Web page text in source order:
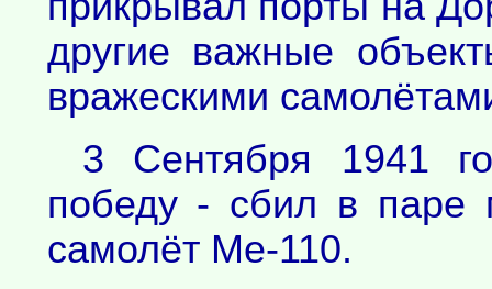
другие важные
вражескими
3 Сентября 1941
победу - сбил в паре
самолёт Ме-110.